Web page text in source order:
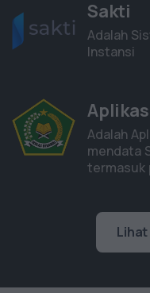
Sakti
Adalah
Instansi
Adalah
mendata
termasuk